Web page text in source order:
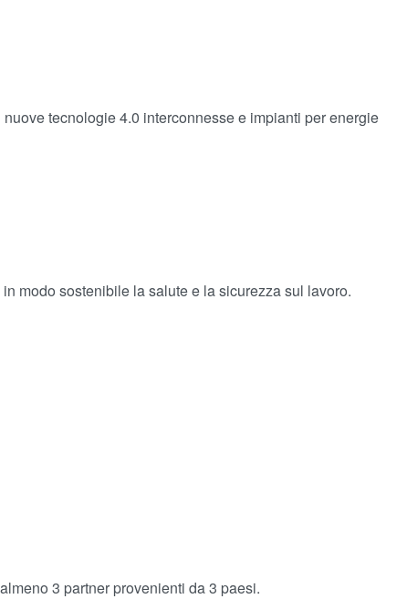
tecnologie 4.0 interconnesse e impianti per energie
modo sostenibile la salute e la sicurezza sul lavoro.
3 partner provenienti da 3 paesi.